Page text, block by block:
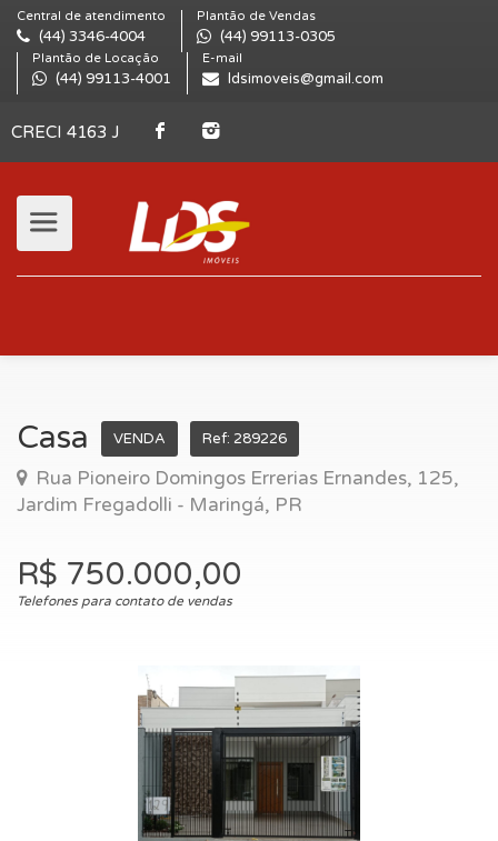
Central de atendimento
(44) 3346-4004
Plantão de Vendas
(44) 99113-0305
Plantão de Locação
(44) 99113-4001
E-mail
ldsimoveis@gmail.com
CRECI 4163 J
Casa VENDA Ref: 289226
Rua Pioneiro Domingos Errerias Ernandes, 125,
Jardim Fregadolli - Maringá, PR
R$ 750.000,00
Telefones para contato de vendas